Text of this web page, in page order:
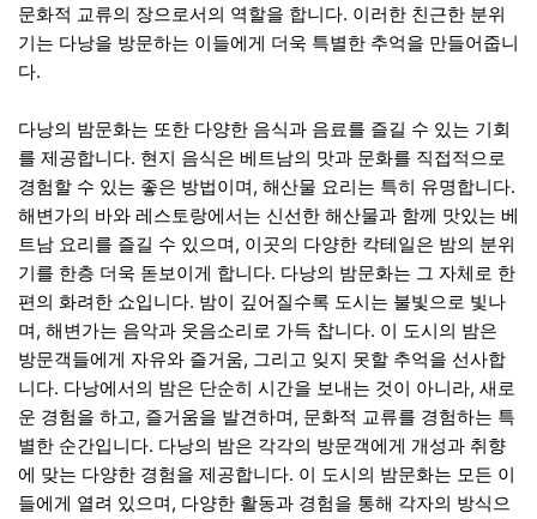
문화적 교류의 장으로서의 역할을 합니다. 이러한 친근한 분위
기는 다낭을 방문하는 이들에게 더욱 특별한 추억을 만들어줍니
다.
다낭의 밤문화는 또한 다양한 음식과 음료를 즐길 수 있는 기회
를 제공합니다. 현지 음식은 베트남의 맛과 문화를 직접적으로
경험할 수 있는 좋은 방법이며, 해산물 요리는 특히 유명합니다.
해변가의 바와 레스토랑에서는 신선한 해산물과 함께 맛있는 베
트남 요리를 즐길 수 있으며, 이곳의 다양한 칵테일은 밤의 분위
기를 한층 더욱 돋보이게 합니다. 다낭의 밤문화는 그 자체로 한
편의 화려한 쇼입니다. 밤이 깊어질수록 도시는 불빛으로 빛나
며, 해변가는 음악과 웃음소리로 가득 찹니다. 이 도시의 밤은
방문객들에게 자유와 즐거움, 그리고 잊지 못할 추억을 선사합
니다. 다낭에서의 밤은 단순히 시간을 보내는 것이 아니라, 새로
운 경험을 하고, 즐거움을 발견하며, 문화적 교류를 경험하는 특
별한 순간입니다. 다낭의 밤은 각각의 방문객에게 개성과 취향
에 맞는 다양한 경험을 제공합니다. 이 도시의 밤문화는 모든 이
들에게 열려 있으며, 다양한 활동과 경험을 통해 각자의 방식으